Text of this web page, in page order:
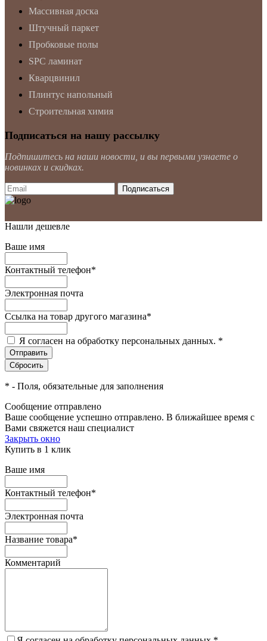
Массивная доска
Штучный паркет
Пробковые полы
SPC ламинат
Кварцвинил
Плинтус напольный
Строительная химия
Подписаться на нашу рассылку
Подпишитесь на наши новости, и вы первыми узнаете о
новинках и скидках.
Нашли дешевле
Ваше имя
Контактный телефон*
Электронная почта
Ссылка на товар другого магазина*
Я согласен на обработку персональных данных. *
* - Поля, обязательные для заполнения
Сообщение отправлено
Ваше сообщение успешно отправлено. В ближайшее время с
Вами свяжется наш специалист
Закрыть окно
Купить в 1 клик
Ваше имя
Контактный телефон*
Электронная почта
Название товара*
Комментарий